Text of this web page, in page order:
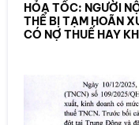
HỎA TỐC: NGƯỜI
THỂ BỊ TẠM HOÃN
CÓ NỢ THUẾ HAY